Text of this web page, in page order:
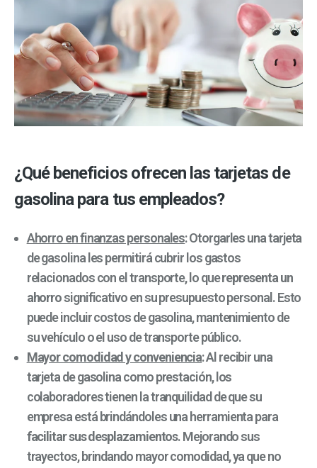
¿Qué beneficios ofrecen las tarjetas de
gasolina para tus empleados?
Ahorro en finanzas personales: Otorgarles una tarjeta
de gasolina les permitirá cubrir los gastos
relacionados con el transporte, lo querepresenta un
ahorrosignificativo en su presupuesto personal. Esto
puede incluir costos de gasolina, mantenimiento de
su vehículo o el uso de transporte público.
Mayor comodidad y conveniencia: Al recibir una
tarjeta de gasolina como prestación, los
colaboradores tienen la tranquilidad de que su
empresa está brindándoles una herramienta para
facilitar sus desplazamientos. Mejorando sus
trayectos, brindando mayor comodidad, ya que no